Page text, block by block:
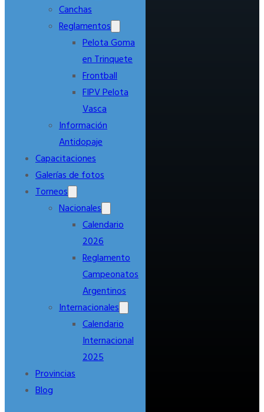
Canchas
Reglamentos
Pelota Goma
en Trinquete
Frontball
FIPV Pelota
Vasca
Información
Antidopaje
Capacitaciones
Galerías de fotos
Torneos
Nacionales
Calendario
2026
Reglamento
Campeonatos
Argentinos
Internacionales
Calendario
Internacional
2025
Provincias
Blog